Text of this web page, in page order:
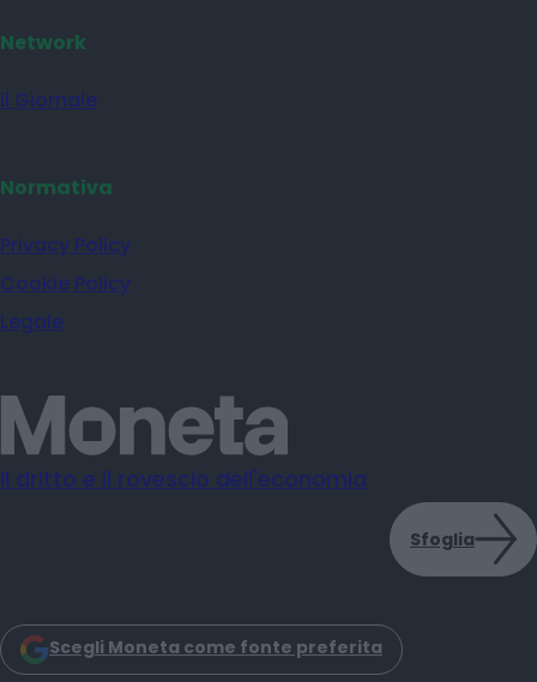
Network
il Giornale
Normativa
Privacy Policy
Cookie Policy
Legale
Il dritto e il rovescio dell'economia
Sfoglia
Scegli Moneta come fonte preferita